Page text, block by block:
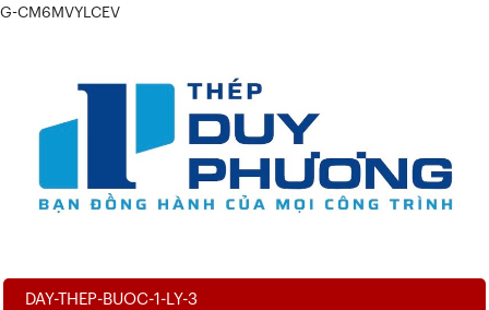
G-CM6MVYLCEV
DAY-THEP-BUOC-1-LY-3